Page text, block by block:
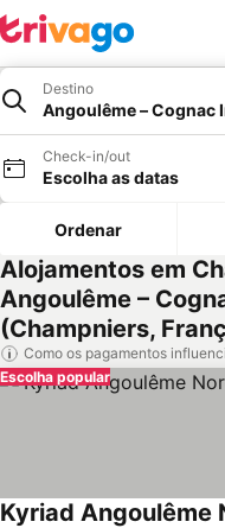
Destino
Angoulême –
Check-in/out
Escolha as datas
Ordenar
Alojamentos em
Angoulême –
(Champniers,
Como os pagamentos
Escolha popular